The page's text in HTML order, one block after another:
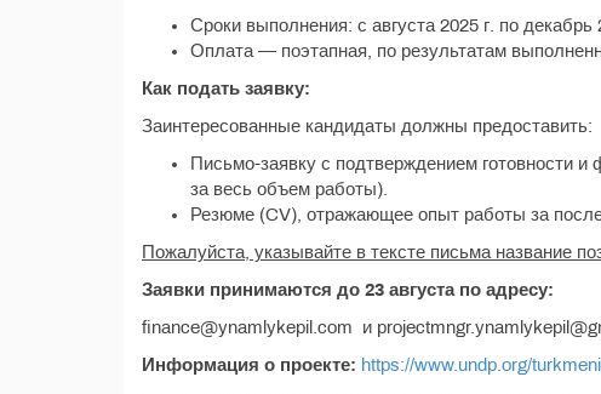
Сроки выполнения: с августа 2025 г. по декабрь
Оплата — поэтапная, по результатам
Как подать заявку:
Заинтересованные кандидаты должны предоставить:
Письмо-заявку с подтверждением готовности
за весь объем работы).
Резюме (CV), отражающее опыт работы за
Пожалуйста, указывайте в тексте письма название
Заявки принимаются до 23 августа по адресу:
finance@ynamlykepil.com и
Информация о проекте: https://www.undp.org/